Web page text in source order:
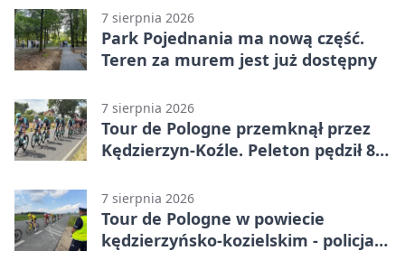
otwarcia
7 sierpnia 2026
Park Pojednania ma nową część.
Teren za murem jest już dostępny
7 sierpnia 2026
Tour de Pologne przemknął przez
Kędzierzyn-Koźle. Peleton pędził 80
7 sierpnia 2026
Tour de Pologne w powiecie
kędzierzyńsko-kozielskim - policja